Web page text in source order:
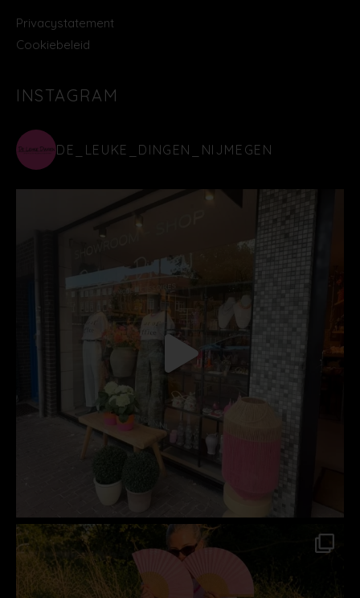
Privacystatement
Cookiebeleid
INSTAGRAM
DE_LEUKE_DINGEN_NIJMEGEN